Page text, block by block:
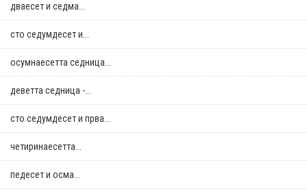
дваесет и седма...
сто седумдесет и...
осумнaесетта седница...
деветта седница -...
сто седумдесет и прва...
четиринаесетта...
педесет и осма...